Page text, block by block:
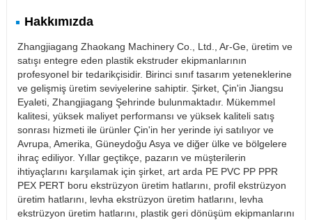
Hakkımızda
Zhangjiagang Zhaokang Machinery Co., Ltd., Ar-Ge, üretim ve
satışı entegre eden plastik ekstruder ekipmanlarının
profesyonel bir tedarikçisidir. Birinci sınıf tasarım yeteneklerine
ve gelişmiş üretim seviyelerine sahiptir. Şirket, Çin'in Jiangsu
Eyaleti, Zhangjiagang Şehrinde bulunmaktadır. Mükemmel
kalitesi, yüksek maliyet performansı ve yüksek kaliteli satış
sonrası hizmeti ile ürünler Çin'in her yerinde iyi satılıyor ve
Avrupa, Amerika, Güneydoğu Asya ve diğer ülke ve bölgelere
ihraç ediliyor. Yıllar geçtikçe, pazarın ve müşterilerin
ihtiyaçlarını karşılamak için şirket, art arda PE PVC PP PPR
PEX PERT boru ekstrüzyon üretim hatlarını, profil ekstrüzyon
üretim hatlarını, levha ekstrüzyon üretim hatlarını, levha
ekstrüzyon üretim hatlarını, plastik geri dönüşüm ekipmanlarını